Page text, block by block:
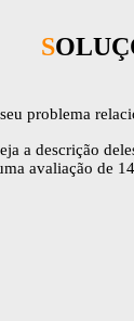
problema
a descrição
avaliação de